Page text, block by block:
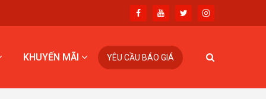
KHUYẾN MÃI YÊU CẦU BÁO GIÁ